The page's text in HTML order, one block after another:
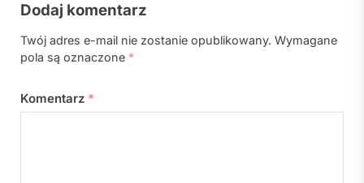
Dodaj komentarz
Twój adres e-mail nie zostanie opublikowany. Wymagane
pola są oznaczone *
Komentarz *